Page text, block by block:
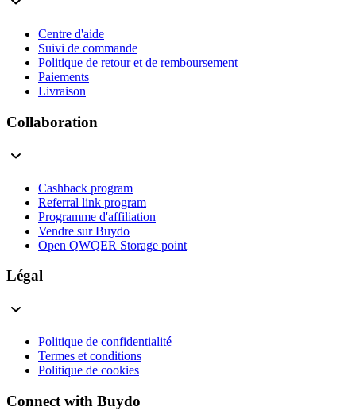
Centre d'aide
Suivi de commande
Politique de retour et de remboursement
Paiements
Livraison
Collaboration
Cashback program
Referral link program
Programme d'affiliation
Vendre sur Buydo
Open QWQER Storage point
Légal
Politique de confidentialité
Termes et conditions
Politique de cookies
Connect with Buydo